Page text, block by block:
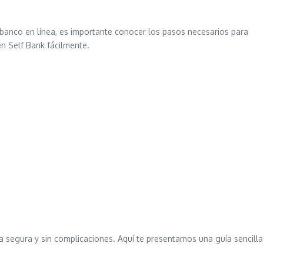
en línea, es importante conocer los pasos necesarios para
Self Bank fácilmente.
y sin complicaciones. Aquí te presentamos una guía sencilla